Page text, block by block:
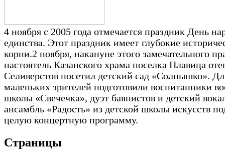
4 ноября с 2005 года отмечается праздник День
единства. Этот праздник имеет глубокие
корни.2 ноября, накануне этого замечательного
настоятель Казанского храма поселка Плавица
Селиверстов посетил детский сад «Солнышко».
маленьких зрителей подготовили воспитанники
школы «Свечечка», дуэт баянистов и детский
ансамбль «Радость» из детской школы искусств
целую концертную программу.
Страницы